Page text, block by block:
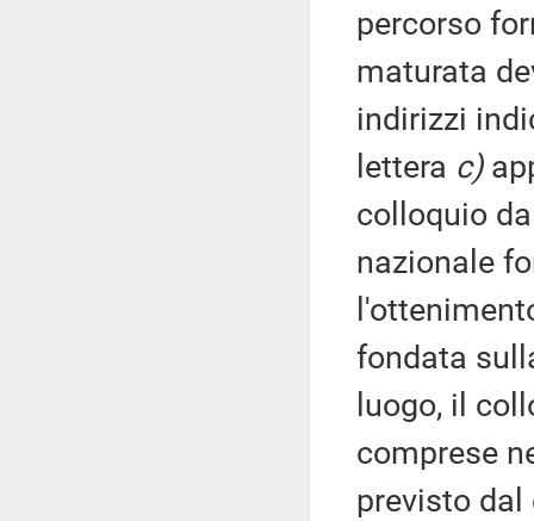
percorso
maturata
indirizzi
lettera c)
colloquio
nazionale
fondata
luogo, il
comprese
previsto